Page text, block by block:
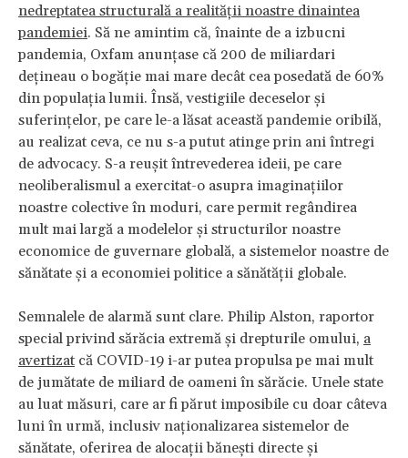
nedreptatea structurală a realității noastre dinaintea
pandemiei. Să ne amintim că, înainte de a izbucni
pandemia, Oxfam anunțase că 200 de miliardari
dețineau o bogăție mai mare decât cea posedată de 60%
din populația lumii. Însă, vestigiile deceselor și
suferințelor, pe care le-a lăsat această pandemie oribilă,
au realizat ceva, ce nu s-a putut atinge prin ani întregi
de advocacy. S-a reușit întrevederea ideii, pe care
neoliberalismul a exercitat-o ​​asupra imaginațiilor
noastre colective în moduri, care permit regândirea
mult mai largă a modelelor și structurilor noastre
economice de guvernare globală, a sistemelor noastre de
sănătate și a economiei politice a sănătății globale.
Semnalele de alarmă sunt clare. Philip Alston, raportor
special privind sărăcia extremă și drepturile omului, a
avertizat că COVID-19 i-ar putea propulsa pe mai mult
de jumătate de miliard de oameni în sărăcie. Unele state
au luat măsuri, care ar fi părut imposibile cu doar câteva
luni în urmă, inclusiv naționalizarea sistemelor de
sănătate, oferirea de alocații bănești directe și